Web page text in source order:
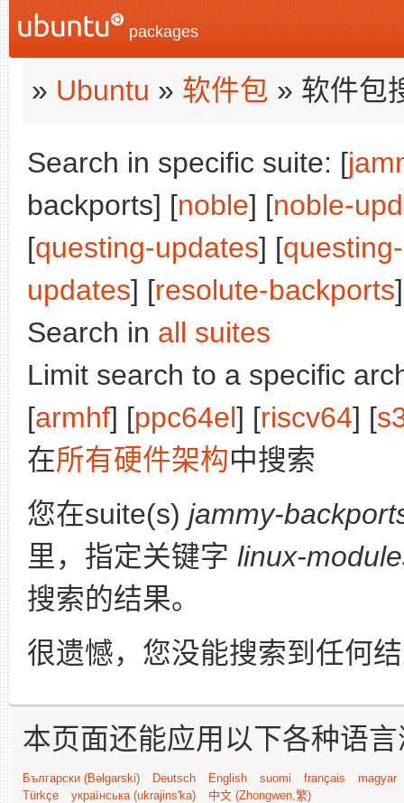
packages
» Ubuntu » 软件包 » 软件包
Search in specific suite: [
backports] [noble] [noble-
[questing-updates] [
updates] [resolute-backports
Search in all suites
Limit search to a specific
[armhf] [ppc64el] [riscv64] [
在所有硬件架构中搜索
您在suite(s) jammy-
里，指定关键字 linux-
搜索的结果。
很遗憾，您没能搜索到任何
本页面还能应用以下各种语
Български (Bəlgarski) Deutsch English suomi français
magyar
Türkçe
українська (ukrajins'ka) 中文 (Zhongwen,繁)